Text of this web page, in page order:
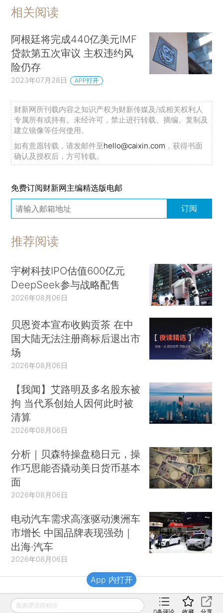
相关阅读
阿根廷将完成440亿美元IMF
贷款第五次审议 主权违约风
险仍存
2023年07月28日 APP打开
财新网所刊载内容之知识产权为财新传媒及/或相关权利人
专属所有或持有。未经许可，禁止进行转载、摘编、复制及
建立镜像等任何使用。
如有意愿转载，请发邮件至hello@caixin.com ，获得书面
确认及授权后，方可转载。
免费订阅财新网主编精选版电邮
订阅
推荐阅读
宇树科技IPO估值600亿元
DeepSeek参与战略配售
2026年08月06日
贝恩资本宣布收购贡茶 在中
国大陆无法注册商标后退出市
场
2026年08月06日
【我闻】艾路明及多名股东被
拘 当代系创始人因何此时被
清算
2026年08月06日
分析｜贝森特操盘稳日元，操
作巧思能否撬动美日货币基本
面
2026年08月06日
电动汽车需求高涨驱动澳洲车
市增长 中国品牌表现强劲｜
出海·汽车
2026年08月06日
财新移动
发表评论得积分
0条评论 收藏 分享
App 内打开